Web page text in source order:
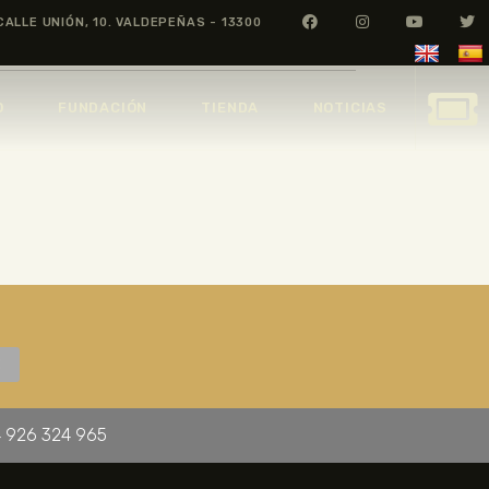
UNIÓN, 10. VALDEPEÑAS - 13300
926 324 965